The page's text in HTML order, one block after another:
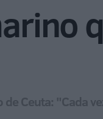
Ceuta: "Cada